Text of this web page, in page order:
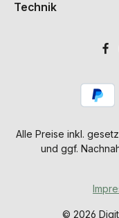
Technik
Alle Preise inkl.
und ggf.
© 2026